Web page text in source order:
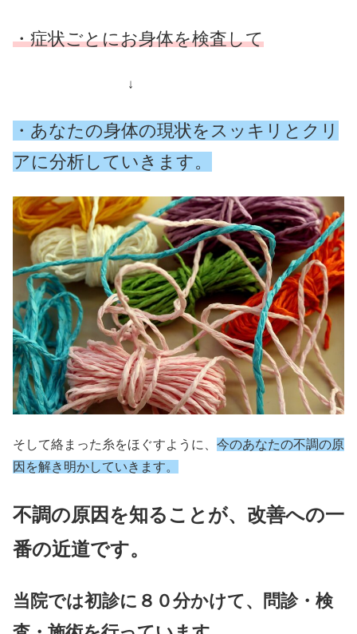
・症状ごとにお身体を検査して
↓
・あなたの身体の現状をスッキリとクリ
アに分析していきます。
そして絡まった糸をほぐすように、 今のあなたの不調の原
因を解き明かしていきます。
不調の原因を知ることが、改善への一
番の近道です。
当院では初診に８０分かけて、問診・検